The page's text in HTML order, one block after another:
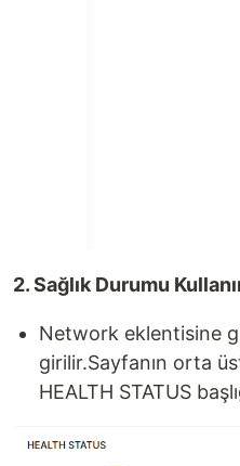
2. Sağlık Durumu
Network eklentisine
girilir.Sayfanın orta
HEALTH STATUS